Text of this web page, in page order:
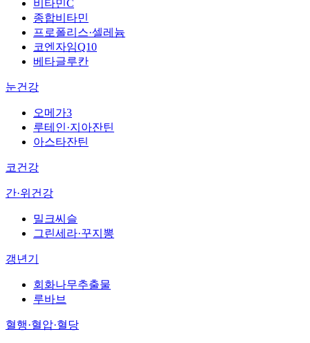
비타민C
종합비타민
프로폴리스·셀레늄
코엔자임Q10
베타글루칸
눈건강
오메가3
루테인·지아잔틴
아스타잔틴
코건강
간·위건강
밀크씨슬
그린세라·꾸지뽕
갱년기
회화나무추출물
루바브
혈행·혈압·혈당